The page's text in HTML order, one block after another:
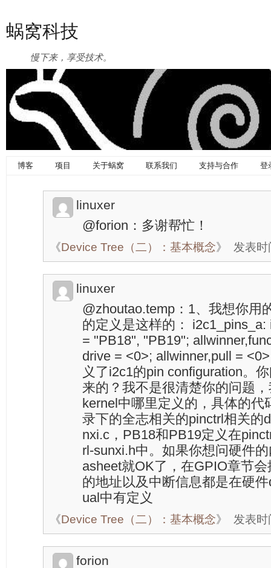
蜗窝科技
慢下来，享受技术。
博客 项目 关于蜗窝 联系我们 支持与合作 登
linuxer
@forion：多谢帮忙！
《Device Tree（二）：基本概念》 发表
linuxer
@zhoutao.temp：1、我想你用
的定义是这样的：
= "PB18", "PB19";
drive = <0>; allwinner,pull =
义了i2c1的pin configuration。
来的？我不是很清楚你的问题
kernel中哪里定义的，具体的代
录下的全志相关的pinctrl相关的
nxi.c，PB18和PB19定义在
rl-sunxi.h中。如果你想问硬件
asheet就OK了，在GPIO章节
的地址以及中断信息都是在硬
ual中有定义
《Device Tree（二）：基本概念》 发表
forion